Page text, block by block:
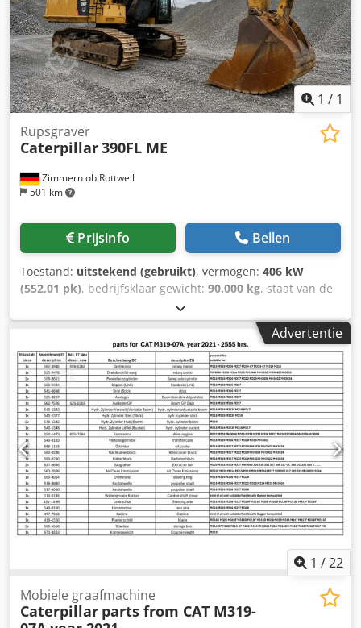
1 / 1
Zimmern ob Rottweil
501 km
Rupsgraver
Caterpillar390FL ME
Prijsinfo Bellen
Toestand: uitstekend (gebruikt), vermogen: 406 kW
(552,01 pk), bedrijfsklaar gewicht: 90.000 kg, staat van de
2015, bedrijfsturen:
Uitrusting:airconditioning, cabine, CATERPILLAR 390FL ME
Bouwjaar: 2015 Bedrijfsuren: 12.866 u Gesloten
beschermcabine Airconditioning Radio Dcjdpfx Aoy U I
Hboptsk Achteruitrijcamera Centrale smering Standaard
giek Stellengte: 2,90 m Rotsbak met snijmes, 2,20 m breed
Onderwagen ca. 60% over Bodemplaten 650 mm breed
CAT C18 motor met 406 kW CE / EPA Bedrijfsgewicht: 90 ton
Advertentie
1 /22
Mobiele graafmachine
Caterpillar parts from CAT M319-